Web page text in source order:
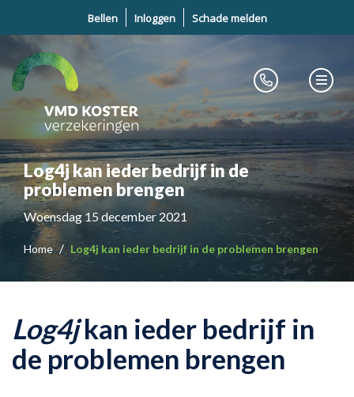
Bellen Inloggen Schade melden
Log4j kan ieder bedrijf in de
problemen brengen
Woensdag 15 december 2021
Home Log4j kan ieder bedrijf in de problemen brengen
Log4jkan ieder bedrijf in
de problemen brengen